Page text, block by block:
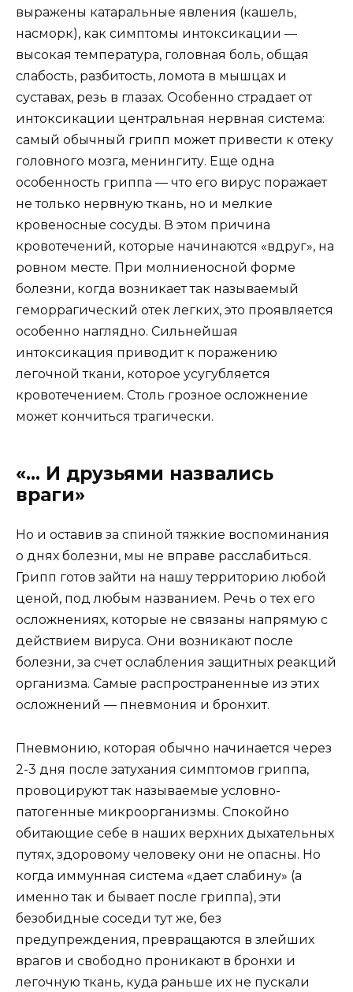
выражены катаральные явления (кашель,
насморк), как симптомы интоксикации —
высокая температура, головная боль, общая
слабость, разбитость, ломота в мышцах и
суставах, резь в глазах. Особенно страдает от
интоксикации центральная нервная система:
самый обычный грипп может привести к отеку
головного мозга, менингиту. Еще одна
особенность гриппа — что его вирус поражает
не только нервную ткань, но и мелкие
кровеносные сосуды. В этом причина
кровотечений, которые начинаются «вдруг», на
ровном месте. При молниеносной форме
болезни, когда возникает так называемый
геморрагический отек легких, это проявляется
особенно наглядно. Сильнейшая
интоксикация приводит к поражению
легочной ткани, которое усугубляется
кровотечением. Столь грозное осложнение
может кончиться трагически.
«… И друзьями назвались
враги»
Но и оставив за спиной тяжкие воспоминания
о днях болезни, мы не вправе расслабиться.
Грипп готов зайти на нашу территорию любой
ценой, под любым названием. Речь о тех его
осложнениях, которые не связаны напрямую с
действием вируса. Они возникают после
болезни, за счет ослабления защитных реакций
организма. Самые распространенные из этих
осложнений — пневмония и бронхит.
Пневмонию, которая обычно начинается через
2-3 дня после затухания симптомов гриппа,
провоцируют так называемые условно-
патогенные микроорганизмы. Спокойно
обитающие себе в наших верхних дыхательных
путях, здоровому человеку они не опасны. Но
когда иммунная система «дает слабину» (а
именно так и бывает после гриппа), эти
безобидные соседи тут же, без
предупреждения, превращаются в злейших
врагов и свободно проникают в бронхи и
легочную ткань, куда раньше их не пускали